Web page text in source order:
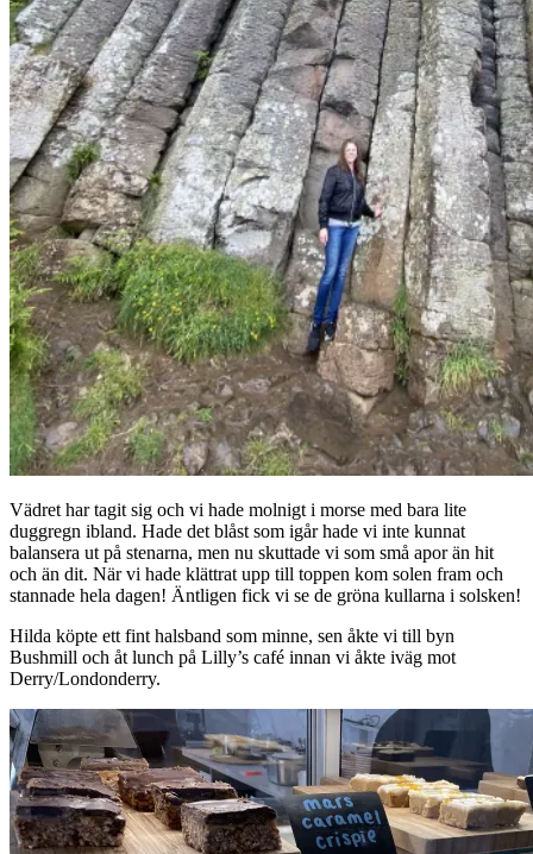
Vädret har tagit sig och vi hade molnigt i morse med bara lite
duggregn ibland. Hade det blåst som igår hade vi inte kunnat
balansera ut på stenarna, men nu skuttade vi som små apor än hit
och än dit. När vi hade klättrat upp till toppen kom solen fram och
stannade hela dagen! Äntligen fick vi se de gröna kullarna i solsken!
Hilda köpte ett fint halsband som minne, sen åkte vi till byn
Bushmill och åt lunch på Lilly’s café innan vi åkte iväg mot
Derry/Londonderry.